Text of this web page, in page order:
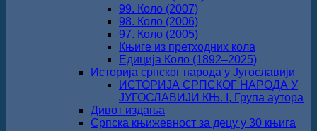
99. Коло (2007)
98. Коло (2006)
97. Коло (2005)
Књиге из претходних кола
Едиција Коло (1892‒2025)
Историја српског народа у Југославији
ИСТОРИЈА СРПСКОГ НАРОДА У
ЈУГОСЛАВИЈИ КЊ. I, Група аутора
Дивот издања
Српска књижевност за децу у 30 књига